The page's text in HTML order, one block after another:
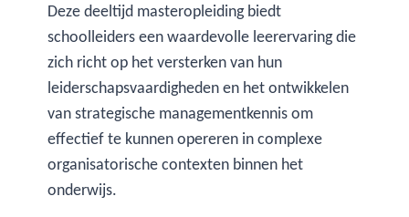
Deze deeltijd masteropleiding biedt
schoolleiders een waardevolle leerervaring die
zich richt op het versterken van hun
leiderschapsvaardigheden en het ontwikkelen
van strategische managementkennis om
effectief te kunnen opereren in complexe
organisatorische contexten binnen het
onderwijs.